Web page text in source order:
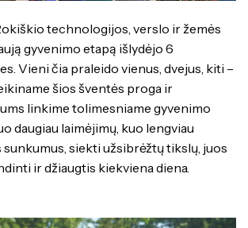
moduliai bendrojo ugdymo
vertinimas
mokymas
profesinio mokymo
struktūriniai projektai
technologijos, verslo ir žemės
gyvenimo etapą išlydėjo 6
Vieni čia praleido vienus, dvejus, kiti –
šios šventės proga ir
linkime tolimesniame gyvenimo
daugiau laimėjimų, kuo lengviau
siekti užsibrėžtų tikslų, juos
ir džiaugtis kiekviena diena.